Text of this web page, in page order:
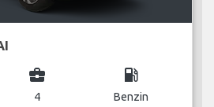
business_center
4
local_gas_station
Benzin